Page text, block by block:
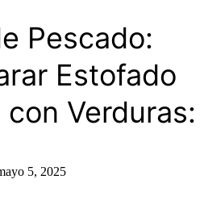
Pescado:
Estofado
Verduras:
5, 2025